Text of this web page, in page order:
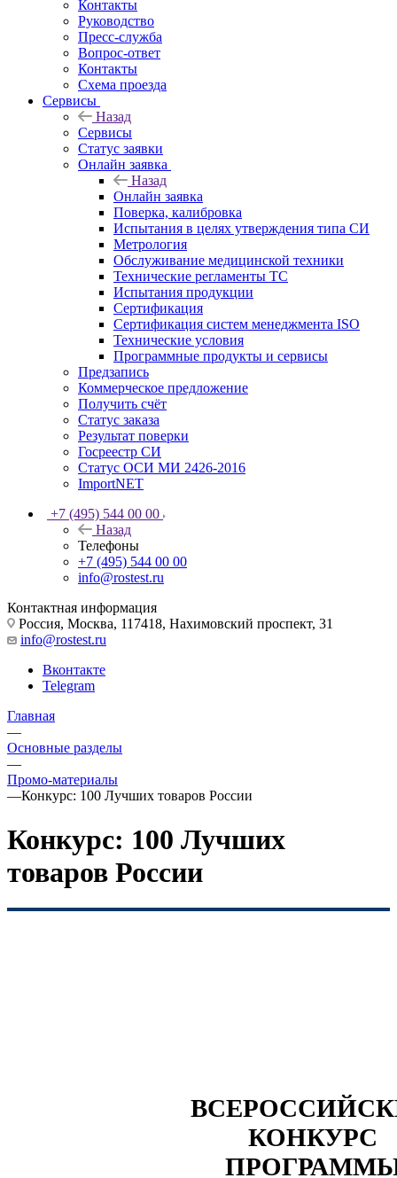
Контакты
Руководство
Пресс-служба
Вопрос-ответ
Контакты
Схема проезда
Сервисы
Назад
Сервисы
Статус заявки
Онлайн заявка
Назад
Онлайн заявка
Поверка, калибровка
Испытания в целях утверждения типа СИ
Метрология
Обслуживание медицинской техники
Технические регламенты ТС
Испытания продукции
Сертификация
Сертификация систем менеджмента ISO
Технические условия
Программные продукты и сервисы
Предзапись
Коммерческое предложение
Получить счёт
Статус заказа
Результат поверки
Госреестр СИ
Статус ОСИ МИ 2426-2016
ImportNET
+7 (495) 544 00 00
Назад
Телефоны
+7 (495) 544 00 00
info@rostest.ru
Контактная информация
Россия, Москва, 117418, Нахимовский проспект, 31
info@rostest.ru
Вконтакте
Telegram
Главная
—
Основные разделы
—
Промо-материалы
—Конкурс: 100 Лучших товаров России
Конкурс: 100 Лучших
товаров России
КОНКУРС